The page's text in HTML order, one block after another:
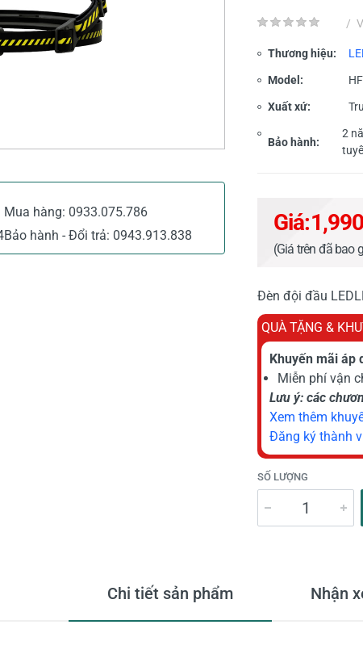
Mua hàng: 0933.075.786
Bảo hành - Đổi trả: 0943.913.838
/
Thương hiệu:
Model:
Xuất xứ:
Bảo hành:
2
Giá:
(Giá trên đã bao
Đèn đội đầu
QUÀ TẶNG &
Khuyến mãi áp
Miễn phí vận
Lưu ý: các
Xem thêm
Đăng ký thành
SỐ LƯỢNG
Chi tiết sản phẩm Nhận